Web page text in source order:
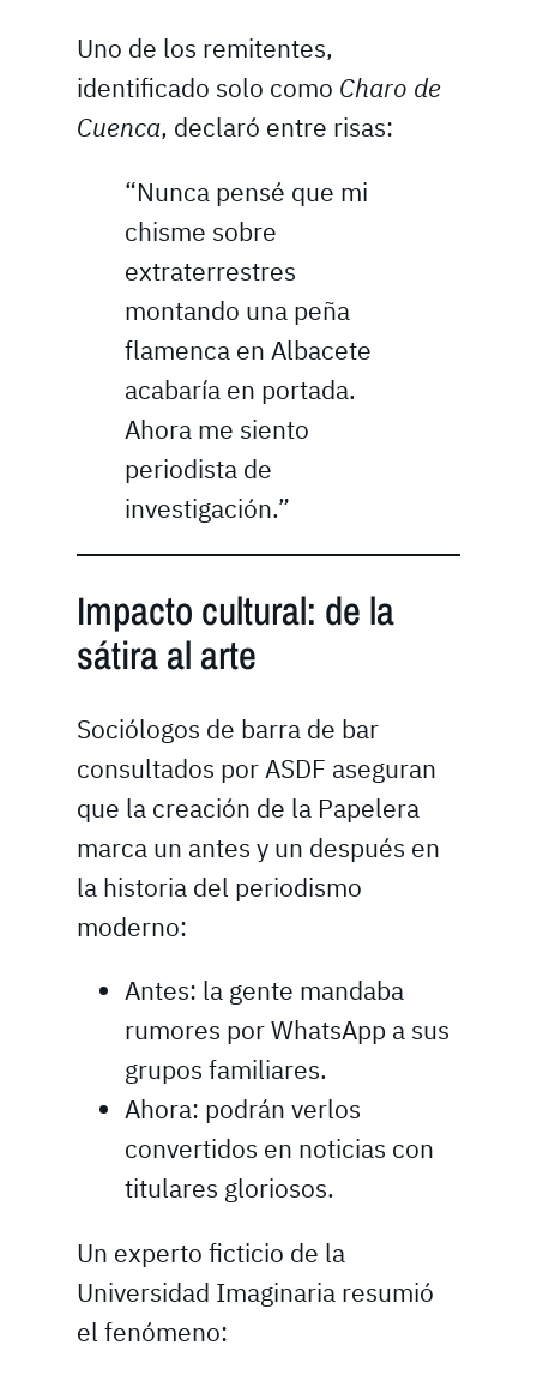
Uno de los remitentes,
identificado solo como Charo de
Cuenca, declaró entre risas:
“Nunca pensé que mi
chisme sobre
extraterrestres
montando una peña
flamenca en Albacete
acabaría en portada.
Ahora me siento
periodista de
investigación.”
Impacto cultural: de la
sátira al arte
Sociólogos de barra de bar
consultados por ASDF aseguran
que la creación de la Papelera
marca un antes y un después en
la historia del periodismo
moderno:
Antes: la gente mandaba
rumores por WhatsApp a sus
grupos familiares.
Ahora: podrán verlos
convertidos en noticias con
titulares gloriosos.
Un experto ficticio de la
Universidad Imaginaria resumió
el fenómeno: